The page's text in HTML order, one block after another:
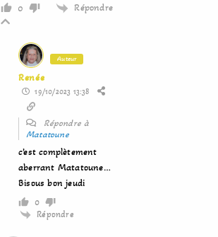
0 Répondre
Auteur
Renée
19/10/2023 13:38
Répondre à
Matatoune
c’est complètement
aberrant Matatoune…
Bisous bon jeudi
0
Répondre